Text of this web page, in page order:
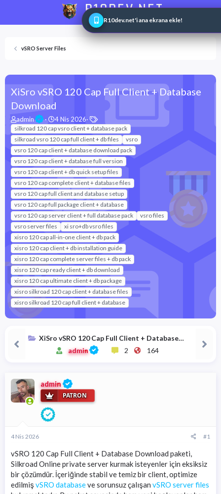
R10DEV.NET
Web ve Game Master
vSRO Server Files
XiSro vSRO 120 Cap Full Client + Database
Download
K
o
n
u
y
u
b
a
ş
l
a
t
a
n
admin
B
a
ş
l
a
n
g
ı
ç
t
a
r
i
h
i
4 Nis 2026
E
t
i
k
e
t
l
e
r
silkroad 120 cap vsro client + database pack
silkroad vsro 120 cap full client + db files
vsro
vsro 120 cap client + database download pack
vsro 120 cap client + database full version
vsro 120 cap client + db quick setup files
vsro 120 cap complete client + database files
vsro 120 cap full client and database setup
vsro 120 cap full package client + database
vsro 120 cap server client + full database pack
vsro files
vsro server files
xi sro+db vsro files
xisro 120 cap all-in-one client + db pack
xisro 120 cap client + db installation guide
xisro 120 cap complete server files + db pack
xisro 120 cap ready client + db download
xisro 120 cap ultimate client + db package
xisro silkroad 120 cap client + database files
xisro silkroad 120 cap full client + database
XiSro vSRO 120 Cap Full Client + Database
Downloadadmin 2 164
admin
PATRON
4 Nis 2026 #1
vSRO 120 Cap Full Client + Database Download paketi,
Silkroad Online private server kurmak isteyenler için eksiksiz
bir çözümdür. İçeriğinde stabil ve temiz bir client, optimize
edilmiş vSRO databaseve sorunsuz çalışan vSRO server files
R10dev.net'i ana ekrana ekle!